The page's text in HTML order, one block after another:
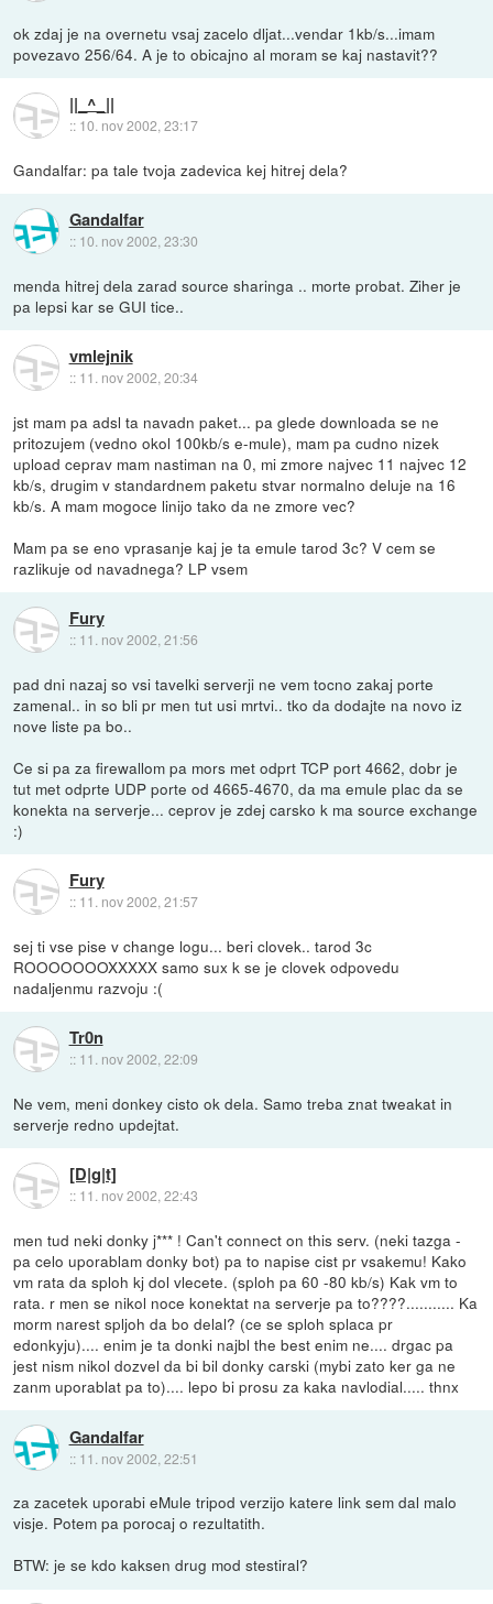
ok zdaj je na overnetu vsaj zacelo dljat...vendar 1kb/s...imam
povezavo 256/64. A je to obicajno al moram se kaj nastavit??
||_^_||
:: 10. nov 2002, 23:17
Gandalfar: pa tale tvoja zadevica kej hitrej dela?
Gandalfar
:: 10. nov 2002, 23:30
menda hitrej dela zarad source sharinga .. morte probat. Ziher je
pa lepsi kar se GUI tice..
vmlejnik
:: 11. nov 2002, 20:34
jst mam pa adsl ta navadn paket... pa glede downloada se ne
pritozujem (vedno okol 100kb/s e-mule), mam pa cudno nizek
upload ceprav mam nastiman na 0, mi zmore najvec 11 najvec 12
kb/s, drugim v standardnem paketu stvar normalno deluje na 16
kb/s. A mam mogoce linijo tako da ne zmore vec?
Mam pa se eno vprasanje kaj je ta emule tarod 3c? V cem se
razlikuje od navadnega? LP vsem
Fury
:: 11. nov 2002, 21:56
pad dni nazaj so vsi tavelki serverji ne vem tocno zakaj porte
zamenal.. in so bli pr men tut usi mrtvi.. tko da dodajte na novo iz
nove liste pa bo..
Ce si pa za firewallom pa mors met odprt TCP port 4662, dobr je
tut met odprte UDP porte od 4665-4670, da ma emule plac da se
konekta na serverje... ceprov je zdej carsko k ma source exchange
:)
Fury
:: 11. nov 2002, 21:57
sej ti vse pise v change logu... beri clovek.. tarod 3c
ROOOOOOOXXXXX samo sux k se je clovek odpovedu
nadaljenmu razvoju :(
Tr0n
:: 11. nov 2002, 22:09
Ne vem, meni donkey cisto ok dela. Samo treba znat tweakat in
serverje redno updejtat.
[D|g|t]
:: 11. nov 2002, 22:43
men tud neki donky j*** ! Can't connect on this serv. (neki tazga -
pa celo uporablam donky bot) pa to napise cist pr vsakemu! Kako
vm rata da sploh kj dol vlecete. (sploh pa 60 -80 kb/s) Kak vm to
rata. r men se nikol noce konektat na serverje pa to????........... Ka
morm narest spljoh da bo delal? (ce se sploh splaca pr
edonkyju).... enim je ta donki najbl the best enim ne.... drgac pa
jest nism nikol dozvel da bi bil donky carski (mybi zato ker ga ne
zanm uporablat pa to).... lepo bi prosu za kaka navlodial..... thnx
Gandalfar
:: 11. nov 2002, 22:51
za zacetek uporabi eMule tripod verzijo katere link sem dal malo
visje. Potem pa porocaj o rezultatith.
BTW: je se kdo kaksen drug mod stestiral?